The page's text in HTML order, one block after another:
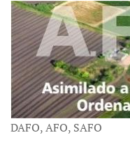
DAFO, AFO, SAFO